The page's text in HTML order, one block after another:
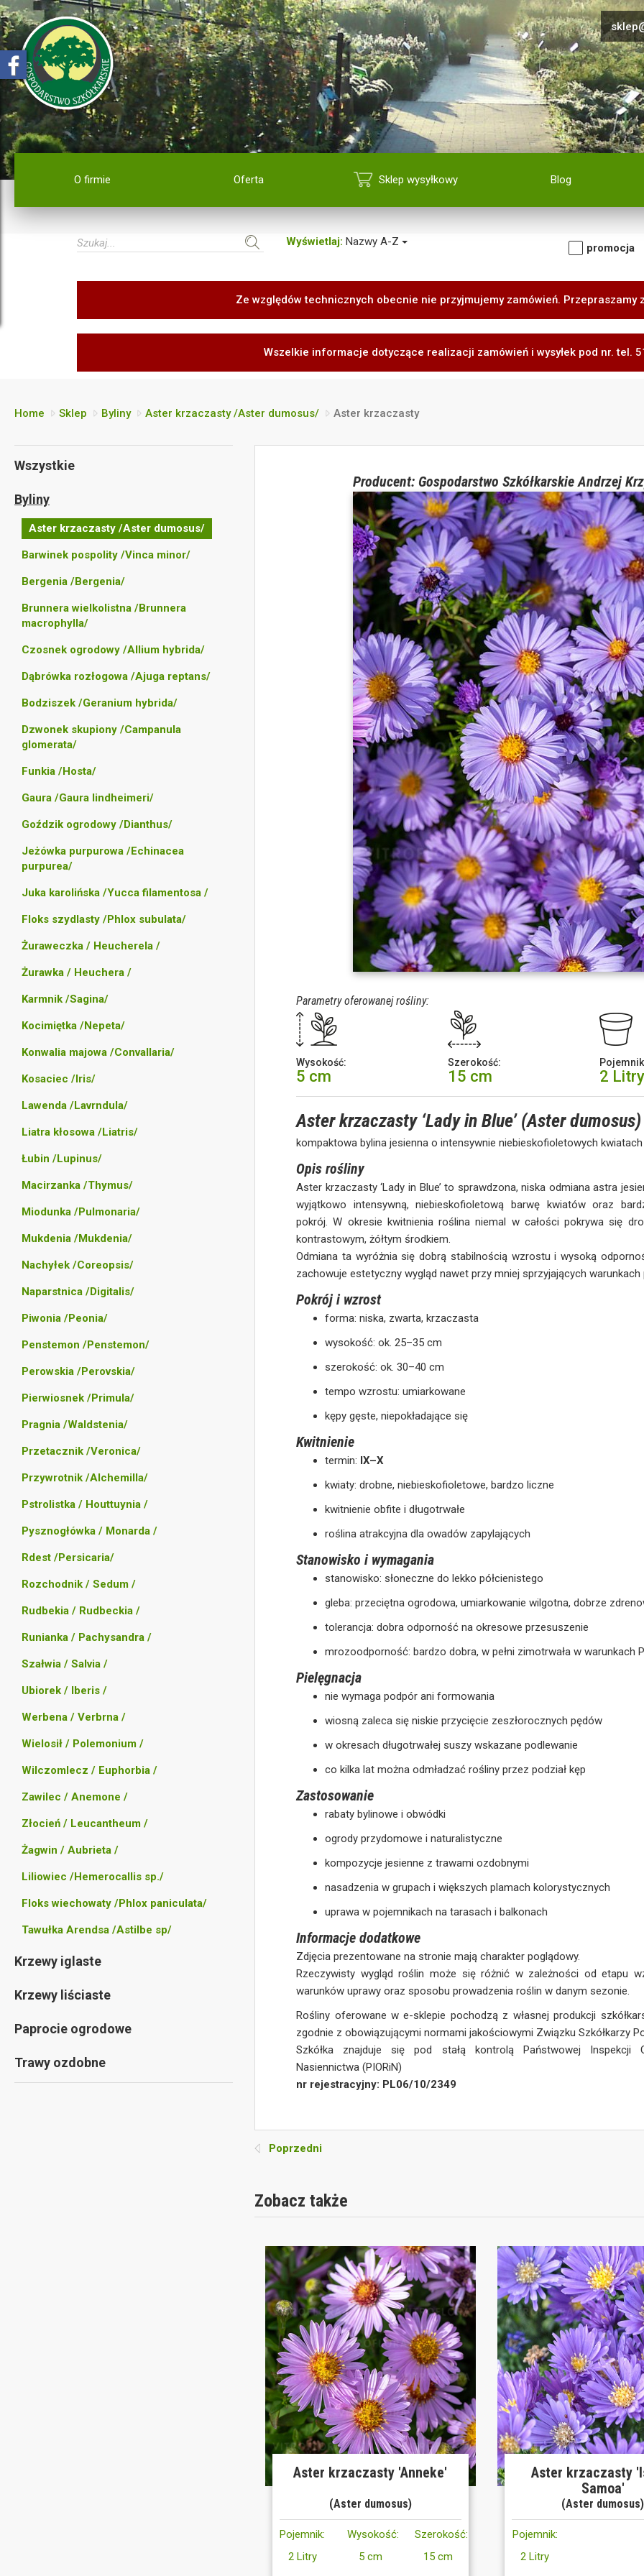
O firmie Oferta Sklep wysyłkowy Blog
Wyświetlaj: Nazwy A-Z promocja
Ze względów technicznych obecnie nie przyjmujemy zamówień. Przepraszamy
Wszelkie informacje dotyczące realizacji zamówień i wysyłek pod nr. tel.
Home Sklep Byliny Aster krzaczasty /Aster dumosus/ Aster krzaczasty
Wszystkie
Byliny
Aster krzaczasty /Aster dumosus/
Barwinek pospolity /Vinca minor/
Bergenia /Bergenia/
Brunnera wielkolistna /Brunnera
macrophylla/
Czosnek ogrodowy /Allium hybrida/
Dąbrówka rozłogowa /Ajuga reptans/
Bodziszek /Geranium hybrida/
Dzwonek skupiony /Campanula
glomerata/
Funkia /Hosta/
Gaura /Gaura lindheimeri/
Goździk ogrodowy /Dianthus/
Jeżówka purpurowa /Echinacea
purpurea/
Juka karolińska /Yucca filamentosa /
Floks szydlasty /Phlox subulata/
Żuraweczka / Heucherela /
Żurawka / Heuchera /
Karmnik /Sagina/
Kocimiętka /Nepeta/
Konwalia majowa /Convallaria/
Kosaciec /Iris/
Lawenda /Lavrndula/
Liatra kłosowa /Liatris/
Łubin /Lupinus/
Macirzanka /Thymus/
Miodunka /Pulmonaria/
Mukdenia /Mukdenia/
Nachyłek /Coreopsis/
Naparstnica /Digitalis/
Piwonia /Peonia/
Penstemon /Penstemon/
Perowskia /Perovskia/
Pierwiosnek /Primula/
Pragnia /Waldstenia/
Przetacznik /Veronica/
Przywrotnik /Alchemilla/
Pstrolistka / Houttuynia /
Pysznogłówka / Monarda /
Rdest /Persicaria/
Rozchodnik / Sedum /
Rudbekia / Rudbeckia /
Runianka / Pachysandra /
Szałwia / Salvia /
Ubiorek / Iberis /
Werbena / Verbrna /
Wielosił / Polemonium /
Wilczomlecz / Euphorbia /
Zawilec / Anemone /
Złocień / Leucantheum /
Żagwin / Aubrieta /
Liliowiec /Hemerocallis sp./
Floks wiechowaty /Phlox paniculata/
Tawułka Arendsa /Astilbe sp/
Krzewy iglaste
Krzewy liściaste
Paprocie ogrodowe
Trawy ozdobne
Producent: Gospodarstwo Szkółkarskie Andrzej
Parametry oferowanej rośliny:
Wysokość:
5 cm
Szerokość:
15 cm 2 Litry
Aster krzaczasty ‘Lady in Blue’ (Aster dumosus)
kompaktowa bylina jesienna o intensywnie niebieskofioletowych kwiatach
Opis rośliny
Aster krzaczasty ‘Lady in Blue’ to sprawdzona, niska odmiana astra
wyjątkowo intensywną, niebieskofioletową barwę kwiatów oraz
pokrój. W okresie kwitnienia roślina niemal w całości pokrywa się
kontrastowym, żółtym środkiem.
Odmiana ta wyróżnia się dobrą stabilnością wzrostu i wysoką
zachowuje estetyczny wygląd nawet przy mniej sprzyjających warunkach
Pokrój i wzrost
forma: niska, zwarta, krzaczasta
wysokość: ok. 25–35 cm
szerokość: ok. 30–40 cm
tempo wzrostu: umiarkowane
kępy gęste, niepokładające się
Kwitnienie
termin: IX–X
kwiaty: drobne, niebieskofioletowe, bardzo liczne
kwitnienie obfite i długotrwałe
roślina atrakcyjna dla owadów zapylających
Stanowisko i wymagania
stanowisko: słoneczne do lekko półcienistego
gleba: przeciętna ogrodowa, umiarkowanie wilgotna, dobrze
tolerancja: dobra odporność na okresowe przesuszenie
mrozoodporność: bardzo dobra, w pełni zimotrwała w warunkach
Pielęgnacja
nie wymaga podpór ani formowania
wiosną zaleca się niskie przycięcie zeszłorocznych pędów
w okresach długotrwałej suszy wskazane podlewanie
co kilka lat można odmładzać rośliny przez podział kęp
Zastosowanie
rabaty bylinowe i obwódki
ogrody przydomowe i naturalistyczne
kompozycje jesienne z trawami ozdobnymi
nasadzenia w grupach i większych plamach kolorystycznych
uprawa w pojemnikach na tarasach i balkonach
Informacje dodatkowe
Zdjęcia prezentowane na stronie mają charakter poglądowy.
Rzeczywisty wygląd roślin może się różnić w zależności od etapu
warunków uprawy oraz sposobu prowadzenia roślin w danym sezonie.
Rośliny oferowane w e-sklepie pochodzą z własnej produkcji
zgodnie z obowiązującymi normami jakościowymi Związku Szkółkarzy
Szkółka znajduje się pod stałą kontrolą Państwowej Inspekcji
Nasiennictwa (PIORiN)
nr rejestracyjny: PL06/10/2349
Poprzedni
Zobacz także
Aster krzaczasty 'Anneke'
(Aster dumosus)
Pojemnik:
2 Litry
Wysokość:
5 cm
Szerokość:
15 cm
Aster krzaczasty
Samoa'
(Aster dumosus)
Pojemnik:
2 Litry